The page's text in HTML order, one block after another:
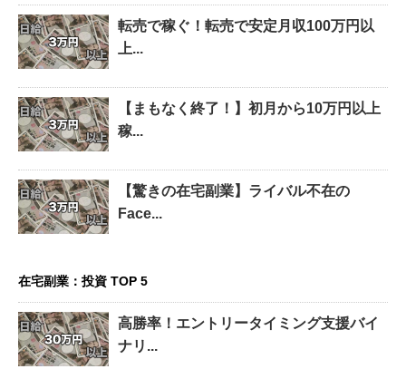
転売で稼ぐ！転売で安定月収100万円以
上...
【まもなく終了！】初月から10万円以上
稼...
【驚きの在宅副業】ライバル不在の
Face...
在宅副業：投資 TOP 5
高勝率！エントリータイミング支援バイ
ナリ...